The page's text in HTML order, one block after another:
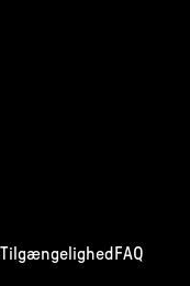
Tilgængelighed FAQ